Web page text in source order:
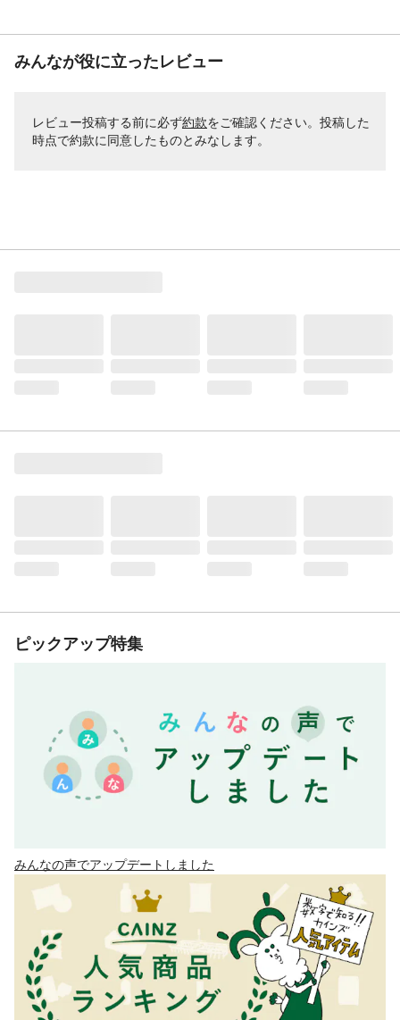
みんなが役に立ったレビュー
レビュー投稿する前に必ず約款をご確認ください。投稿した
時点で約款に同意したものとみなします。
ピックアップ特集
みんなの声でアップデートしました